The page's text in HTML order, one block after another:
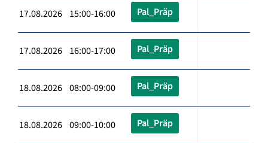
17.08.2026 15:00-16:00 Pal_Präp
17.08.2026 16:00-17:00 Pal_Präp
18.08.2026 08:00-09:00 Pal_Präp
18.08.2026 09:00-10:00 Pal_Präp